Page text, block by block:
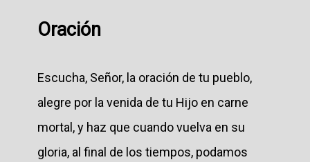
Oración
Escucha, Señor, la oración de tu pueblo,
alegre por la venida de tu Hijo en carne
mortal, y haz que cuando vuelva en su
gloria, al final de los tiempos, podamos